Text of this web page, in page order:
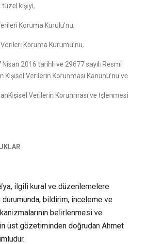
kişiyi,
Koruma Kurulu’nu,
Verileri Koruma Kurumu’nu,
Nisan 2016 tarihli ve 29677 sayılı Resmi
Kişisel Verilerin Korunması Kanunu’nu ve
Verilerin Korunması ve İşlenmesi
ilgili kural ve düzenlemelere
durumunda, bildirim, inceleme ve
belirlenmesi ve
üst gözetiminden doğrudan Ahmet